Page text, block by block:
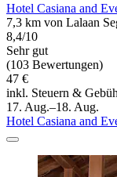
Hotel Casiana and
7,3 km von Lalaan
8,4/10
Sehr gut
(103 Bewertungen)
47 €
inkl. Steuern &
17. Aug.–18. Aug.
Hotel Casiana and